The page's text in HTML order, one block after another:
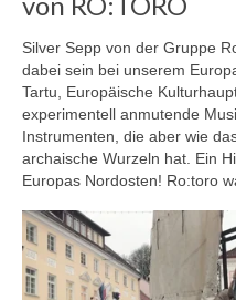
Silver Sepp von der Gruppe
dabei sein bei unserem
Tartu, Europäische
experimentell anmutende
Instrumenten, die aber wie
archaische Wurzeln hat. Ein
Europas Nordosten! Ro:toro